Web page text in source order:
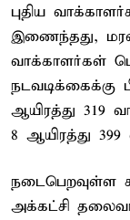
புதிய
இணைந்தது,
வாக்காளர்கள்
நடவடிக்கைக்கு
ஆயிரத்து 319
8 ஆயிரத்து
நடைபெறவுள்ள
அக்கட்சி